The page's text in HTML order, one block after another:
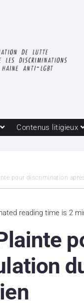
Contenus litigieux
pour discrimination
reading time is 2